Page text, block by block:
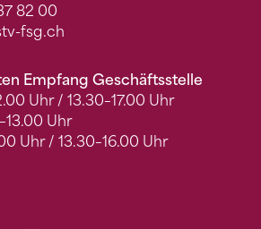
82 00
fsg.ch
Empfang Geschäftsstelle
Uhr / 13.30–17.00 Uhr
Uhr
Uhr / 13.30–16.00 Uhr